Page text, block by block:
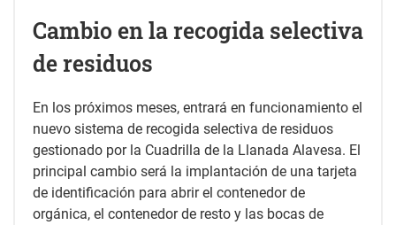
Cambio en la recogida selectiva
de residuos
En los próximos meses, entrará en funcionamiento el
nuevo sistema de recogida selectiva de residuos
gestionado por la Cuadrilla de la Llanada Alavesa. El
principal cambio será la implantación de una tarjeta
de identificación para abrir el contenedor de
orgánica, el contenedor de resto y las bocas de